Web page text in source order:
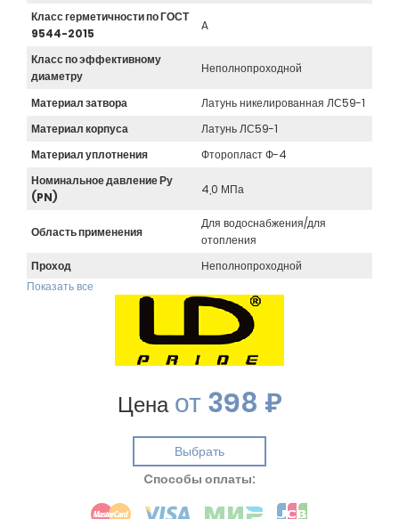
Класс герметичности по ГОСТ
9544-2015
A
Класс по эффективному
диаметру
Неполнопроходной
Материал затвора
Латунь никелированная ЛС59-1
Материал корпуса
Латунь ЛС59-1
Материал уплотнения
Фторопласт Ф-4
Номинальное давление Ру
(PN)
4,0 МПа
Область применения
Для водоснабжения/для
отопления
Проход
Неполнопроходной
Показать все
Ценаот398 ₽
Выбрать
Cпособы оплаты: